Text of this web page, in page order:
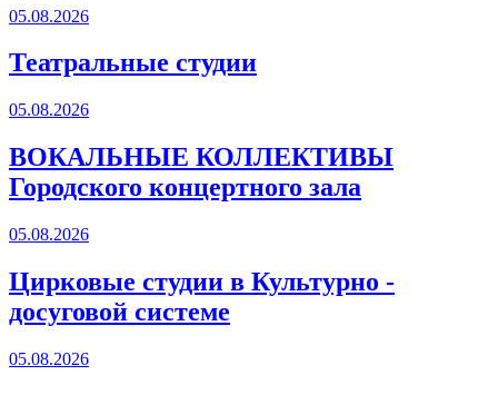
05.08.2026
Театральные студии
05.08.2026
ВОКАЛЬНЫЕ КОЛЛЕКТИВЫ
Городского концертного зала
05.08.2026
Цирковые студии в Культурно -
досуговой системе
05.08.2026